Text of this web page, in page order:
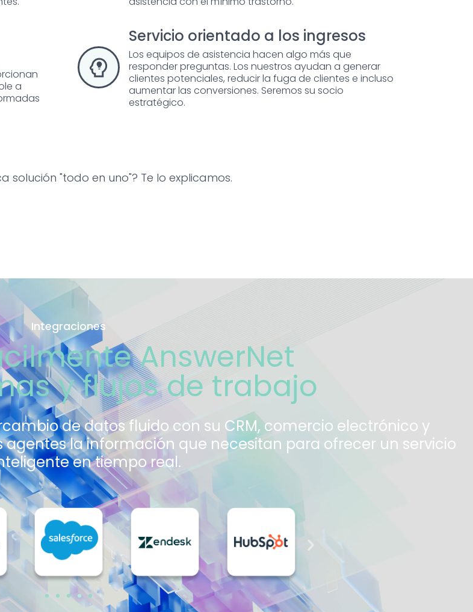
a
Servicio orientado a los ingresos
Los equipos de asistencia hacen algo más que
responder preguntas. Los nuestros ayudan a generar
clientes potenciales, reducir la fuga de clientes e incluso
aumentar las conversiones. Seremos su socio
estratégico.
"todo en uno"? Te lo explicamos.
Integraciones
AnswerNet
y flujos de trabajo
de datos fluido con su CRM, comercio electrónico y
la información que necesitan para ofrecer un servicio
en tiempo real.